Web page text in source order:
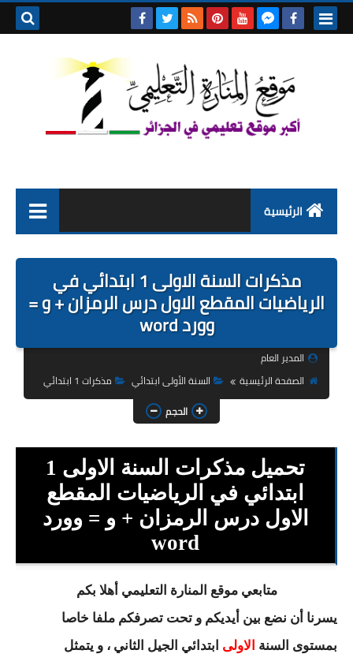
الرئيسية
التربية التحضيرية
السنة الاولى ابتدائي
السنة الثالثة ابتدائي
السنة الخامسة ابتدائي
شهادة التعليم الابتدائي
تزيين القسم
التعليم المتوسط
السنة الاولى متوسط
السنة الثانية متوسط
مذكرات السنة الاولى 1 ابتدائي في
الرياضيات المقطع الاول درس الرمزان + و =
وورد word
المدير العام
الصفحة الرئيسية
السنة الأولى ابتدائي
مذكرات 1 ابتدائي
الحجم
تحميل مذكرات السنة الاولى 1
ابتدائي في الرياضيات المقطع
الاول درس الرمزان + و = وورد
word
متابعي موقع المنارة التعليمي أهلا بكم
يسرنا أن نضع بين أيديكم و تحت تصرفكم ملفا خاصا
بمستوى السنة الاولى ابتدائي الجيل الثاني ، و يتمثل